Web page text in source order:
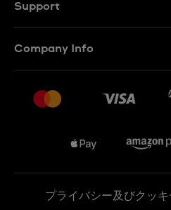
Support
販売契約条件
Company Info
Swatchで働く
プライバシー及びクッ